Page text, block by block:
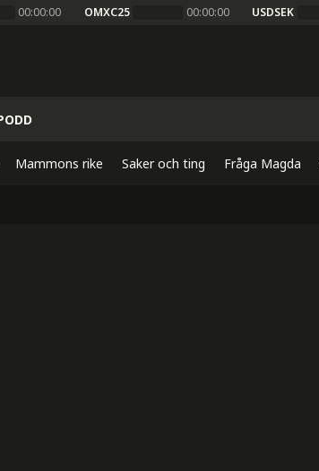
00:00:00 OMXC25 00:00:00 USDSEK
Mammons rike Saker och ting Fråga Magda